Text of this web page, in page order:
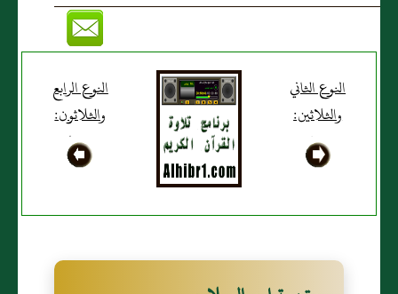
النوع الثاني
والثلاثين‏:‏
معرفة غريب
الحديث
النوع الرابع
والثلاثون‏:‏
معرفة ناسخ
الحديث